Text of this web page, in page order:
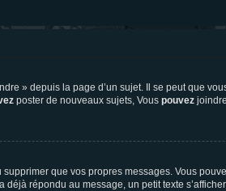
» depuis la page d’un sujet. Il se peut que
poster de nouveaux sujets, Vous pouvez
que vos propres messages. Vous
répondu au message, un petit texte